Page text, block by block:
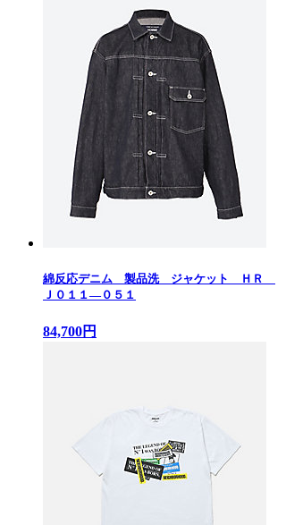
綿反応デニム 製品洗 ジャケット ＨＲ
Ｊ０１１—０５１
84,700円